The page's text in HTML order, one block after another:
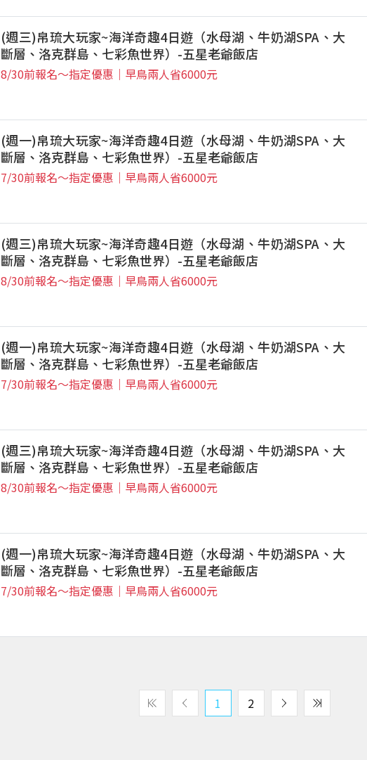
(週三)帛琉大玩家~海洋奇趣4日遊（水母湖、牛奶湖SPA、大
斷層、洛克群島、七彩魚世界）-五星老爺飯店
8/30前報名～指定優惠｜早鳥兩人省6000元
(週一)帛琉大玩家~海洋奇趣4日遊（水母湖、牛奶湖SPA、大
斷層、洛克群島、七彩魚世界）-五星老爺飯店
7/30前報名～指定優惠｜早鳥兩人省6000元
(週三)帛琉大玩家~海洋奇趣4日遊（水母湖、牛奶湖SPA、大
斷層、洛克群島、七彩魚世界）-五星老爺飯店
8/30前報名～指定優惠｜早鳥兩人省6000元
(週一)帛琉大玩家~海洋奇趣4日遊（水母湖、牛奶湖SPA、大
斷層、洛克群島、七彩魚世界）-五星老爺飯店
7/30前報名～指定優惠｜早鳥兩人省6000元
(週三)帛琉大玩家~海洋奇趣4日遊（水母湖、牛奶湖SPA、大
斷層、洛克群島、七彩魚世界）-五星老爺飯店
8/30前報名～指定優惠｜早鳥兩人省6000元
(週一)帛琉大玩家~海洋奇趣4日遊（水母湖、牛奶湖SPA、大
斷層、洛克群島、七彩魚世界）-五星老爺飯店
7/30前報名～指定優惠｜早鳥兩人省6000元
1 2